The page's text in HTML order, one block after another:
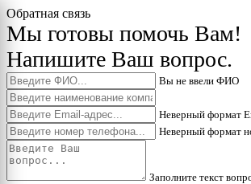
Обратная связь
Мы готовы помочь Вам!
Напишите Ваш вопрос.
Вы не ввели ФИО
Неверный формат
Неверный формат
Заполните текст